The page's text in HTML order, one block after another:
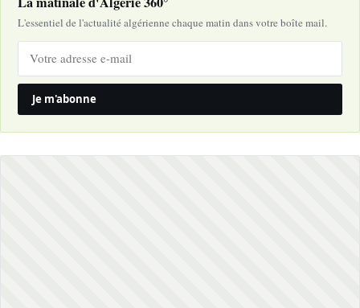
L'essentiel de l'actualité algérienne chaque matin dans votre boîte mail.
Je m'abonne